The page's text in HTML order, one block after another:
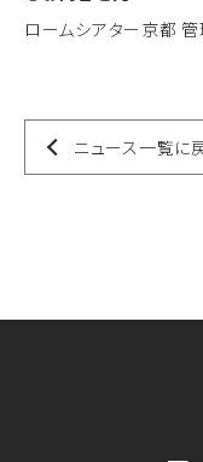
ロームシアター京都
ニュース一覧に